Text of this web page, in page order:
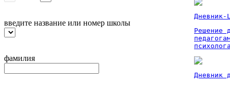
введите название или номер школы
фамилия
Дневник-
Решение
Дневник